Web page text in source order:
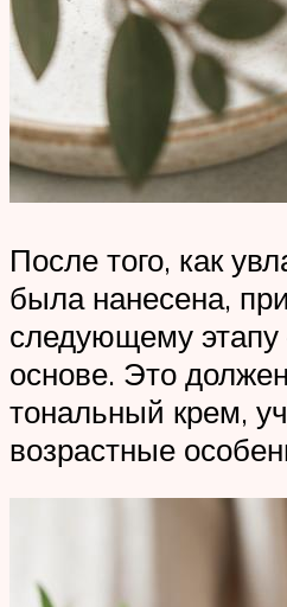
После того, как
была нанесена,
следующему
основе. Это
тональный крем,
возрастные